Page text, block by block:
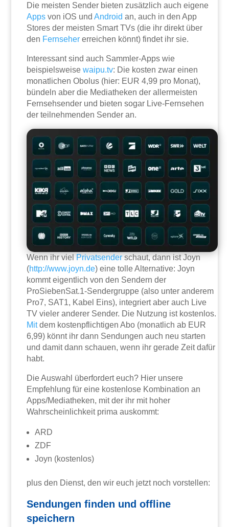
Die meisten Sender bieten zusätzlich auch eigene
Apps von iOS undAndroid an, auch in den App
Stores der meisten Smart TVs (die ihr direkt über
den Fernseher erreichen könnt) findet ihr sie.
Interessant sind auch Sammler-Apps wie
beispielsweisewaipu.tv: Die kosten zwar einen
monatlichen Obolus (hier: EUR 4,99 pro Monat),
bündeln aber die Mediatheken der allermeisten
Fernsehsender und bieten sogar Live-Fernsehen
der teilnehmenden Sender an.
Wenn ihr vielPrivatsenderschaut, dann ist Joyn
(http://www.joyn.de) eine tolle Alternative: Joyn
kommt eigentlich von den Sendern der
ProSiebenSat.1-Sendergruppe (also unter anderem
Pro7, SAT1, Kabel Eins), integriert aber auch Live
TV vieler anderer Sender. Die Nutzung ist kostenlos.
Mitdem kostenpflichtigen Abo (monatlich ab EUR
6,99) könnt ihr dann Sendungen auch neu starten
und damit dann schauen, wenn ihr gerade Zeit dafür
habt.
Die Auswahl überfordert euch? Hier unsere
Empfehlung für eine kostenlose Kombination an
Apps/Mediatheken, mit der ihr mit hoher
Wahrscheinlichkeit prima auskommt:
ARD
ZDF
Joyn (kostenlos)
plus den Dienst, den wir euch jetzt noch vorstellen:
Sendungen finden und offline
speichern